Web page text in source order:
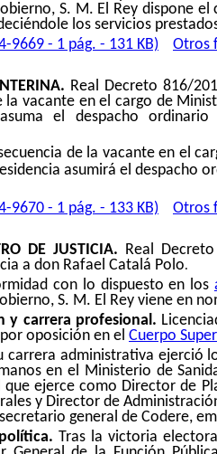
S. M. El Rey dispone
los servicios
9669 - 1 pág. - 131 KB)
Otros
Real Decreto 816/
la vacante en el cargo de
asuma el despacho
de la vacante en el
asumirá el despacho
9670 - 1 pág. - 133 KB)
Otros
DE JUSTICIA. Real
a don Rafael Catalá Polo.
con lo dispuesto en los
S. M. El Rey viene en
y carrera profesional.
oposición en el Cuerpo
carrera administrativa ejerció
en el Ministerio de
que ejerce como Director de
y Director de
general de Codere,
Tras la victoria